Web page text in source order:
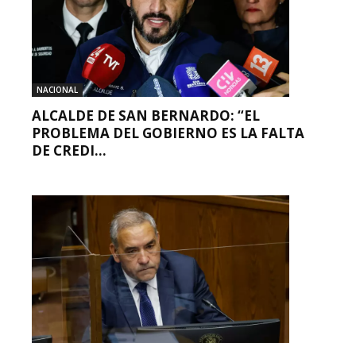
NACIONAL
ALCALDE DE SAN BERNARDO: “EL
PROBLEMA DEL GOBIERNO ES LA FALTA
DE CREDI...